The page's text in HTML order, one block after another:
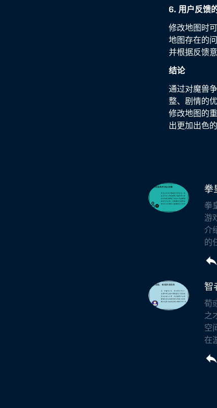
6. 用户反馈
修改地图时
地图存在的
并根据反馈
结论
通过对魔兽
整、剧情的
修改地图的
出更加出色
拳
拳
游
介
的
智
荀
之
空
在